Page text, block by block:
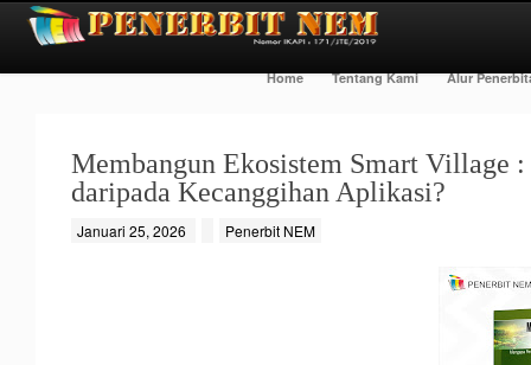
Home Tentang Kami Alur
Membangun Ekosistem Smart Village
daripada Kecanggihan Aplikasi?
Januari 25, 2026 Penerbit NEM